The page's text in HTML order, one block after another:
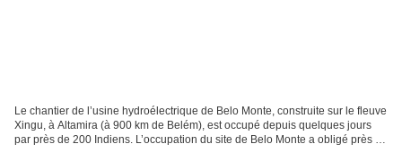
Le chantier de l’usine hydroélectrique de Belo Monte, construite sur le fleuve
Xingu, à Altamira (à 900 km de Belém), est occupé depuis quelques jours
par près de 200 Indiens. L’occupation du site de Belo Monte a obligé près de